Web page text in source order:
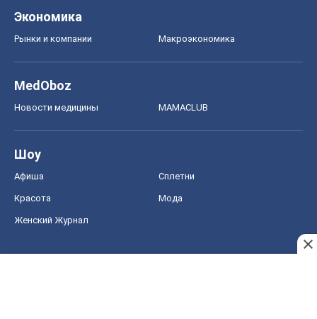
Экономика
Рынки и компании Mакроэкономика
MedOboz
Новости медицины MAMACLUB
Шоу
Афиша Сплетни
Красота Мода
Женский Журнал